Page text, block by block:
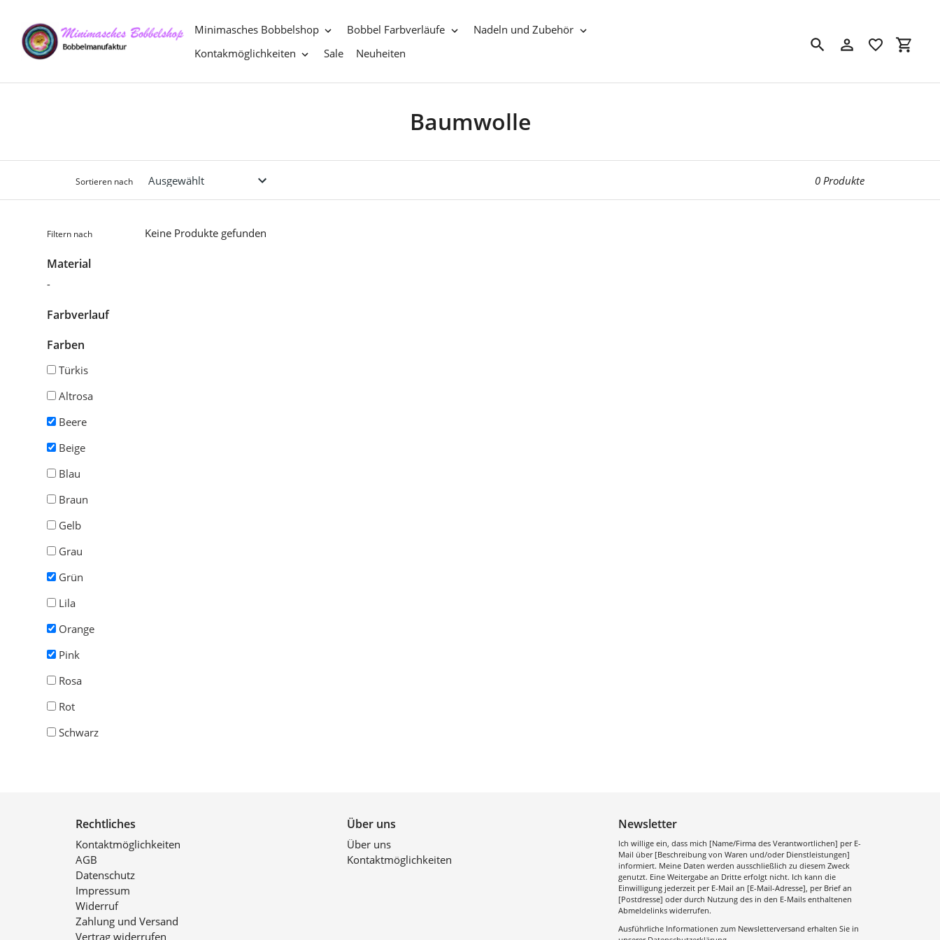
Inhalt
Minimasches Bobbelshop Bobbel Farbverläufe
Nadeln und Zubehör
Kontakmöglichkeiten
Sale Neuheiten SuchenEinloggen
S
m
Baumwolle
Sortieren nach 0 Produkte
Filtern nach
Material
-
Farbverlauf
Farben
Türkis
Altrosa
Beere
Beige
Blau
Braun
Gelb
Grau
Grün
Lila
Orange
Pink
Rosa
Rot
Schwarz
Keine Produkte gefunden
Rechtliches
Kontaktmöglichkeiten
AGB
Datenschutz
Impressum
Widerruf
Zahlung und Versand
Vertrag widerrufen
Über uns
Über uns
Kontaktmöglichkeiten
Newsletter
Ich willige ein, dass mich [Name/Firma des Verantwortlichen] per E-
Mail über [Beschreibung von Waren und/oder Dienstleistungen]
informiert. Meine Daten werden ausschließlich zu diesem Zweck
genutzt. Eine Weitergabe an Dritte erfolgt nicht. Ich kann die
Einwilligung jederzeit per E-Mail an [E-Mail-Adresse], per Brief an
[Postdresse] oder durch Nutzung des in den E-Mails enthaltenen
Abmeldelinks widerrufen.
Ausführliche Informationen zum Newsletterversand erhalten Sie in